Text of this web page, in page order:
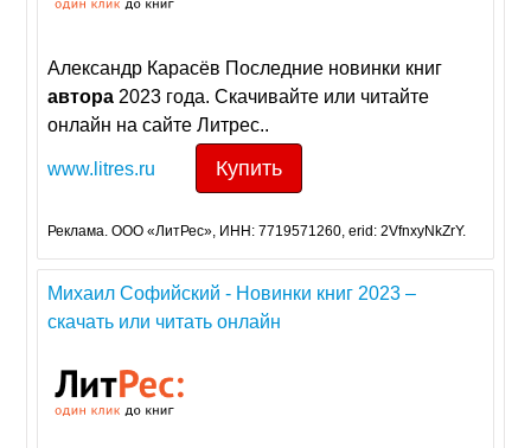
Александр Карасёв Последние новинки книг
автора 2023 года. Скачивайте или читайте
онлайн на сайте Литрес..
www.litres.ru Купить
Реклама. ООО «ЛитРес», ИНН: 7719571260, erid: 2VfnxyNkZrY.
Михаил Софийский - Новинки книг 2023 –
скачать или читать онлайн